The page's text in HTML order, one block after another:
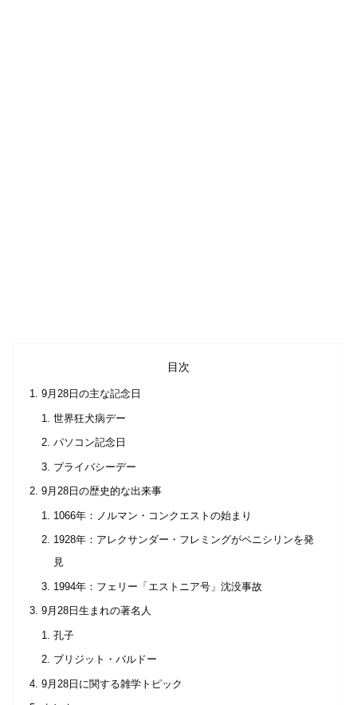
目次
9月28日の主な記念日
世界狂犬病デー
パソコン記念日
プライバシーデー
9月28日の歴史的な出来事
1066年：ノルマン・コンクエストの始まり
1928年：アレクサンダー・フレミングがペニシリンを発
見
1994年：フェリー「エストニア号」沈没事故
9月28日生まれの著名人
孔子
ブリジット・バルドー
9月28日に関する雑学トピック